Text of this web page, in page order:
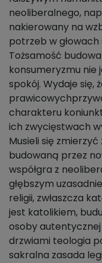
neoliberalnego,
nakierowany na
potrzeb w głowach
Tożsamość
konsumeryzmu nie
spokój. Wydaje się,
charakteru
ich zwycięstwach
Musieli się
budowaną przez
współgra z
głębszym
religii, zwłaszcza
jest katolikiem,
osoby
drzwiami teologia
sakralna zasada